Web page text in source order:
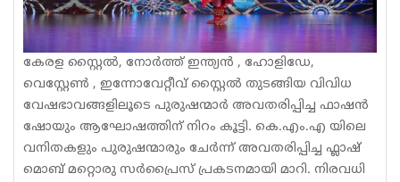
കേരള സ്റ്റൈൽ, നോർത്ത് ഇന്ത്യൻ , ഹോളിഡേ,
വെസ്റ്റേൺ , ഇന്നോവേറ്റീവ് സ്റ്റൈൽ തുടങ്ങിയ വിവിധ
വേഷഭാവങ്ങളിലൂടെ പുരുഷന്മാർ അവതരിപ്പിച്ച ഫാഷൻ
ഷോയും ആഘോഷത്തിന് നിറം കൂട്ടി. കെ.എം.എ യിലെ
വനിതകളും പുരുഷന്മാരും ചേർന്ന് അവതരിപ്പിച്ച ഫ്ലാഷ്
മൊബ് മറ്റൊരു സർപ്രൈസ് പ്രകടനമായി മാറി. നിരവധി